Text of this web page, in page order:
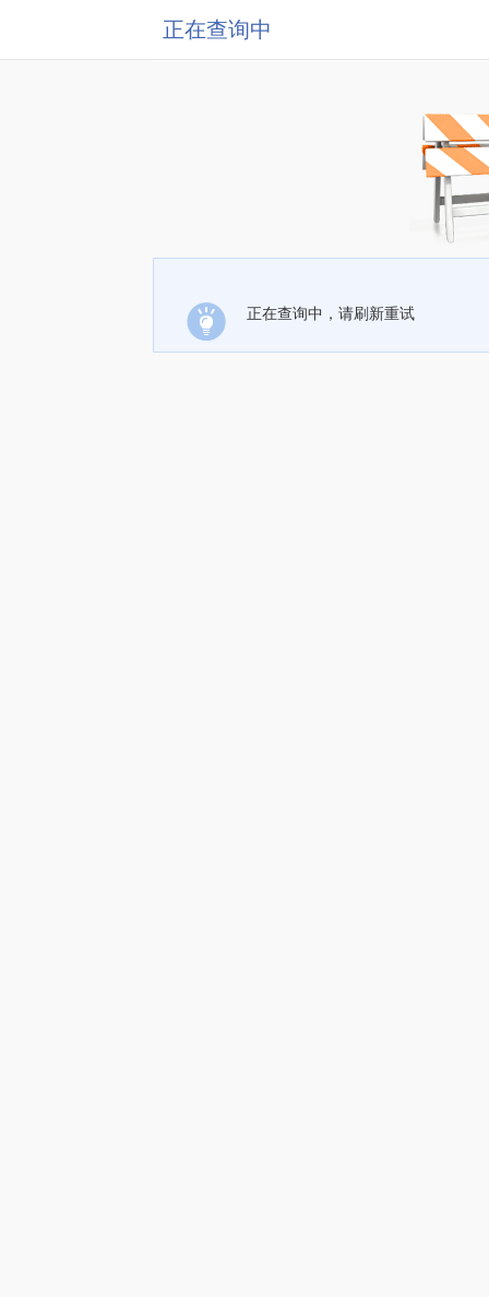
正在查询中
正在查询中，请刷新重试